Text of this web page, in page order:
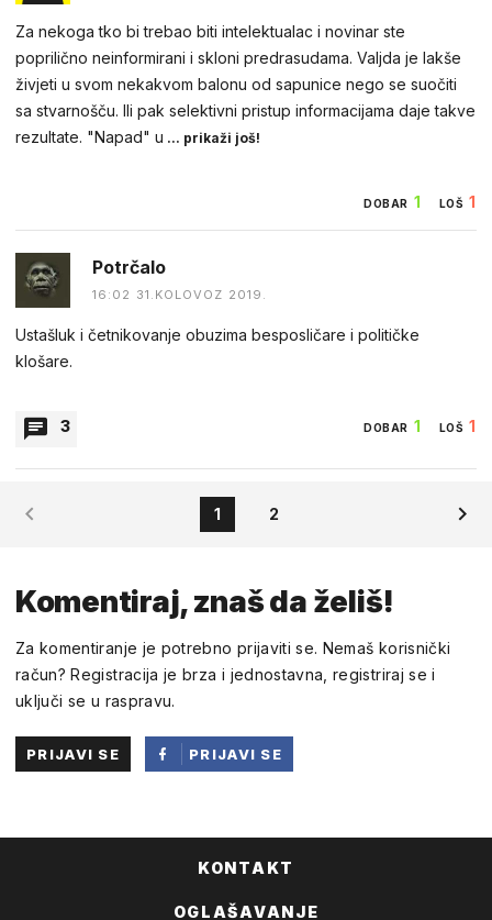
Za nekoga tko bi trebao biti intelektualac i novinar ste
poprilično neinformirani i skloni predrasudama. Valjda je lakše
živjeti u svom nekakvom balonu od sapunice nego se suočiti
sa stvarnošču. Ili pak selektivni pristup informacijama daje takve
rezultate. "Napad" u ... prikaži još!
DOBAR 1 LOŠ 1
Potrčalo
16:02 31.KOLOVOZ 2019.
Ustašluk i četnikovanje obuzima besposličare i političke
klošare.
3 DOBAR 1 LOŠ 1
BESTpartizan
09:46 01.RUJAN 2019.
Potrčalo
kamenjarski primitivizam
DOBAR 0 LOŠ 0
1 2
Komentiraj, znaš da želiš!
Za komentiranje je potrebno prijaviti se. Nemaš korisnički
račun? Registracija je brza i jednostavna, registriraj se i
uključi se u raspravu.
PRIJAVI SE
PRIJAVI SE
KONTAKT
OGLAŠAVANJE